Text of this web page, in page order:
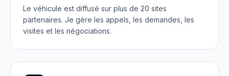
Le véhicule est diffusé sur plus de 20 sites
partenaires. Je gère les appels, les demandes, les
visites et les négociations.